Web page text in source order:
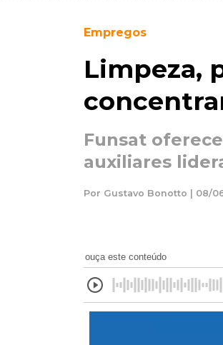
Empregos
Limpeza,
Funsat
auxiliares
Por Gustavo Bonotto | 08/
ouça este conteúdo